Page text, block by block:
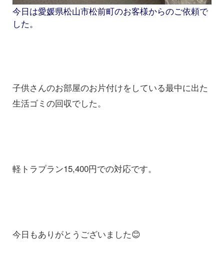
今日は愛媛県松山市松前町のお客様からのご依頼で
した。
子供さんのお部屋のお片付けをしている最中に出た
生活ゴミの回収でした。
軽トラプラン15,400円での対応です。
今日もありがとうございました😊